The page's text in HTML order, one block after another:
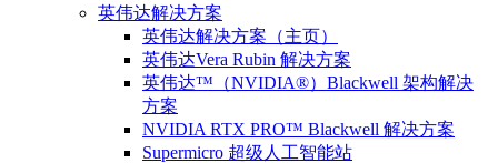
英伟达解决方案
英伟达解决方案（主页）
英伟达Vera Rubin 解决方案
英伟达™（NVIDIA®）Blackwell 架构解决
方案
NVIDIA RTX PRO™ Blackwell 解决方案
Supermicro 超级人工智能站